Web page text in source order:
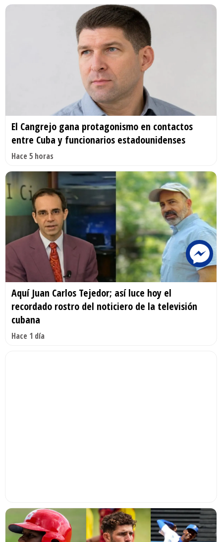
El Cangrejo gana protagonismo en contactos
entre Cuba y funcionarios estadounidenses
Hace 5 horas
Aquí Juan Carlos Tejedor; así luce hoy el
recordado rostro del noticiero de la televisión
cubana
Hace 1 día